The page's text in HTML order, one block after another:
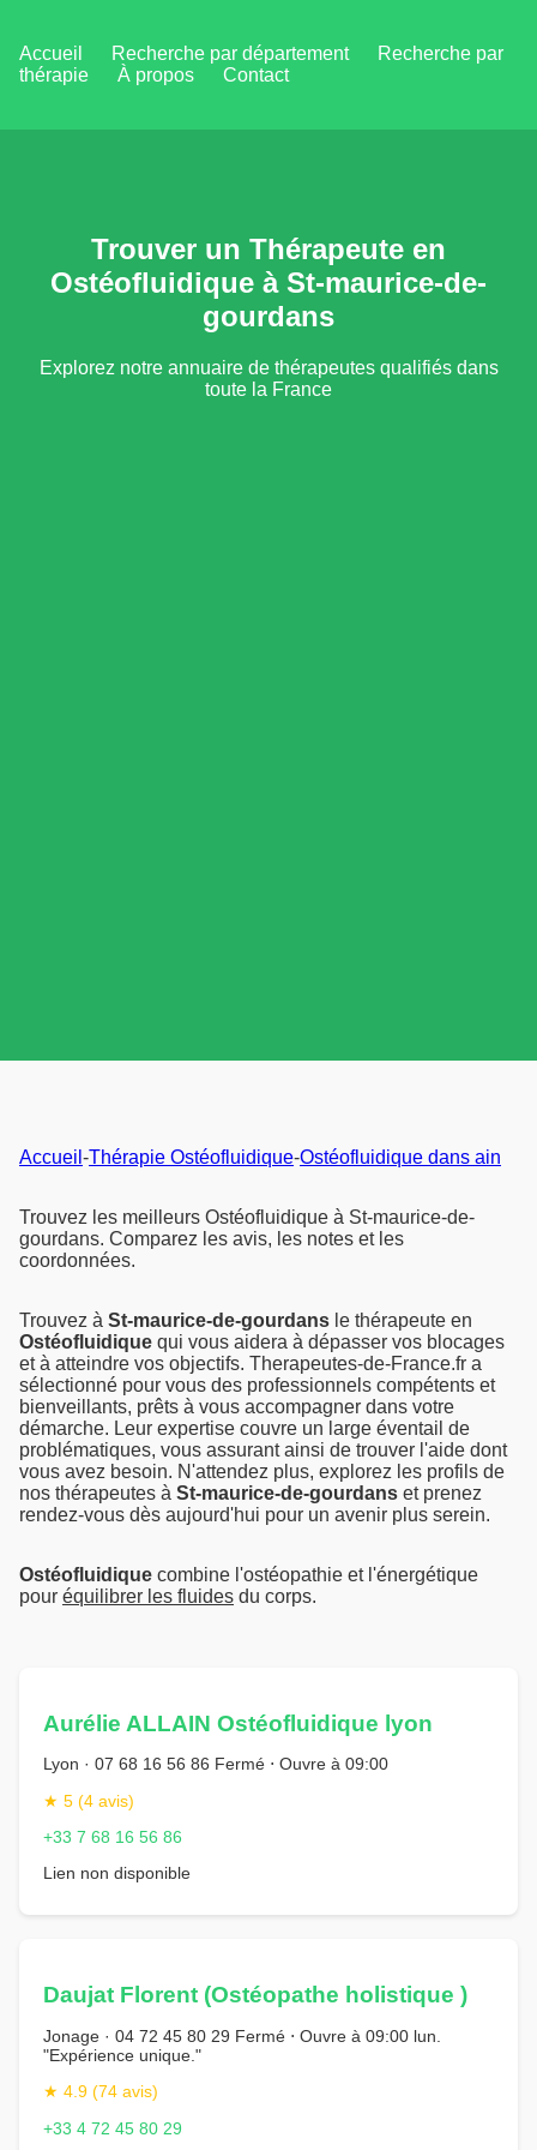
Accueil Recherche par département
Recherche par
thérapie
À propos Contact
Trouver un Thérapeute en
Ostéofluidique à St-maurice-de-
gourdans
Explorez notre annuaire de thérapeutes qualifiés dans
toute la France
Accueil -Thérapie Ostéofluidique-Ostéofluidique dans ain
Trouvez les meilleurs Ostéofluidique à St-maurice-de-
gourdans. Comparez les avis, les notes et les
coordonnées.
Trouvez à St-maurice-de-gourdans le thérapeute en
Ostéofluidique qui vous aidera à dépasser vos blocages
et à atteindre vos objectifs. Therapeutes-de-France.fr a
sélectionné pour vous des professionnels compétents et
bienveillants, prêts à vous accompagner dans votre
démarche. Leur expertise couvre un large éventail de
problématiques, vous assurant ainsi de trouver l'aide dont
vous avez besoin. N'attendez plus, explorez les profils de
nos thérapeutes à St-maurice-de-gourdans et prenez
rendez-vous dès aujourd'hui pour un avenir plus serein.
Ostéofluidique combine l'ostéopathie et l'énergétique
pour équilibrer les fluides du corps.
Aurélie ALLAIN Ostéofluidique lyon
Lyon · 07 68 16 56 86 Fermé ⋅ Ouvre à 09:00
★ 5 (4 avis)
+33 7 68 16 56 86
Lien non disponible
Daujat Florent (Ostéopathe holistique )
Jonage · 04 72 45 80 29 Fermé ⋅ Ouvre à 09:00 lun.
"Expérience unique."
★ 4.9 (74 avis)
+33 4 72 45 80 29